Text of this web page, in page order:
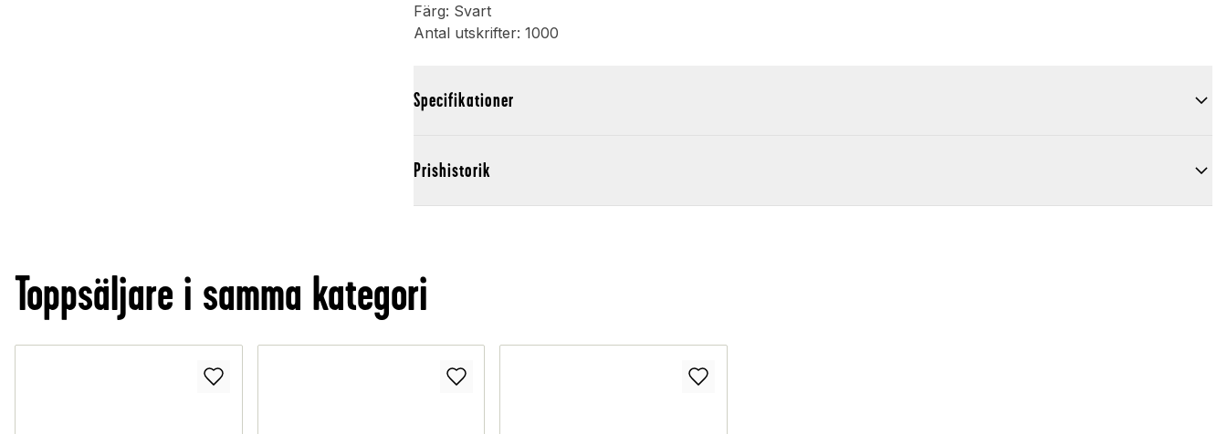
Färg: Svart
Antal utskrifter: 1000
Specifikationer
Prishistorik
Toppsäljare i samma kategori